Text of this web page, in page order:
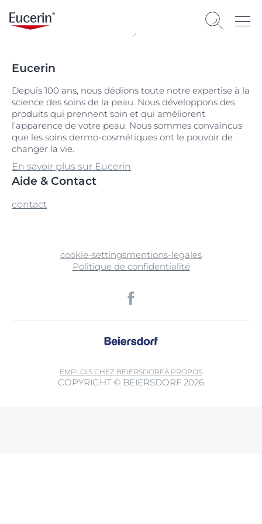
Eucerin
Depuis 100 ans, nous dédions toute notre expertise à la
science des soins de la peau. Nous développons des
produits qui prennent soin et qui améliorent
l'apparence de votre peau. Nous sommes convaincus
que les soins dermo-cosmétiques ont le pouvoir de
changer la vie.
En savoir plus sur Eucerin
Aide & Contact
contact
cookie-settingsmentions-legales
Politique de confidentialité
EMPLOIS CHEZ BEIERSDORFÀ PROPOS
COPYRIGHT © BEIERSDORF 2026